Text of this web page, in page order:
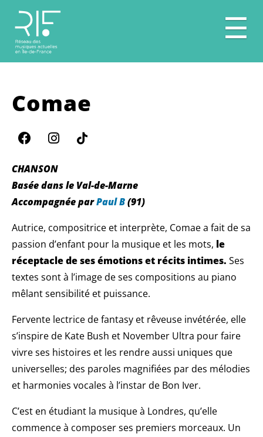
☰
Comae
CHANSON
Basée dans le Val-de-Marne
Accompagnée parPaul B(91)
Autrice, compositrice et interprète, Comae a fait de sa
passion d’enfant pour la musique et les mots, le
réceptacle de ses émotions et récits intimes. Ses
textes sont à l’image de ses compositions au piano
mêlant sensibilité et puissance.
Fervente lectrice de fantasy et rêveuse invétérée, elle
s’inspire de Kate Bush et November Ultra pour faire
vivre ses histoires et les rendre aussi uniques que
universelles; des paroles magnifiées par des mélodies
et harmonies vocales à l’instar de Bon Iver.
C’est en étudiant la musique à Londres, qu’elle
commence à composer ses premiers morceaux. Un